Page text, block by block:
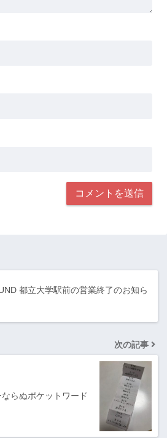
都立大学駅前の営業終了のお知ら
次の記事
らぬポケットワード